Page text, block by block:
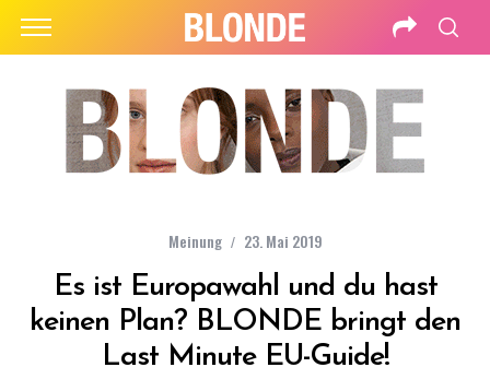
Meinung 23. Mai 2019
Es ist Europawahl und du hast
keinen Plan? BLONDE bringt den
Last Minute EU-Guide!